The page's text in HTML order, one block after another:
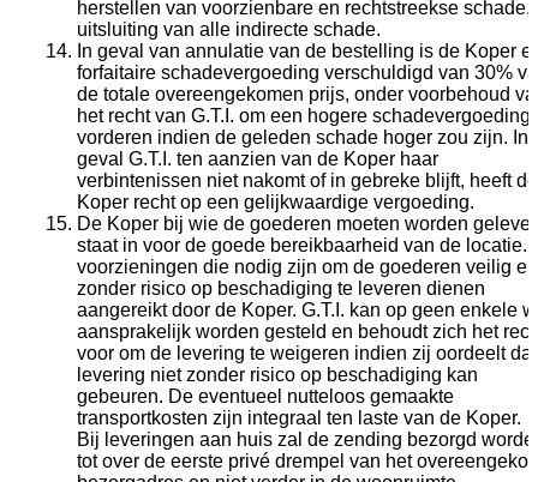
herstellen van voorzienbare en rechtstreekse schade,
uitsluiting van alle indirecte schade.
In geval van annulatie van de bestelling is de Koper
forfaitaire schadevergoeding verschuldigd van 30%
de totale overeengekomen prijs, onder voorbehoud
het recht van G.T.I. om een hogere schadevergoeding
vorderen indien de geleden schade hoger zou zijn. In
geval G.T.I. ten aanzien van de Koper haar
verbintenissen niet nakomt of in gebreke blijft, heeft de
Koper recht op een gelijkwaardige vergoeding.
De Koper bij wie de goederen moeten worden
staat in voor de goede bereikbaarheid van de locatie.
voorzieningen die nodig zijn om de goederen veilig en
zonder risico op beschadiging te leveren dienen
aangereikt door de Koper. G.T.I. kan op geen enkele
aansprakelijk worden gesteld en behoudt zich het
voor om de levering te weigeren indien zij oordeelt
levering niet zonder risico op beschadiging kan
gebeuren. De eventueel nutteloos gemaakte
transportkosten zijn integraal ten laste van de Koper.
Bij leveringen aan huis zal de zending bezorgd
tot over de eerste privé drempel van het